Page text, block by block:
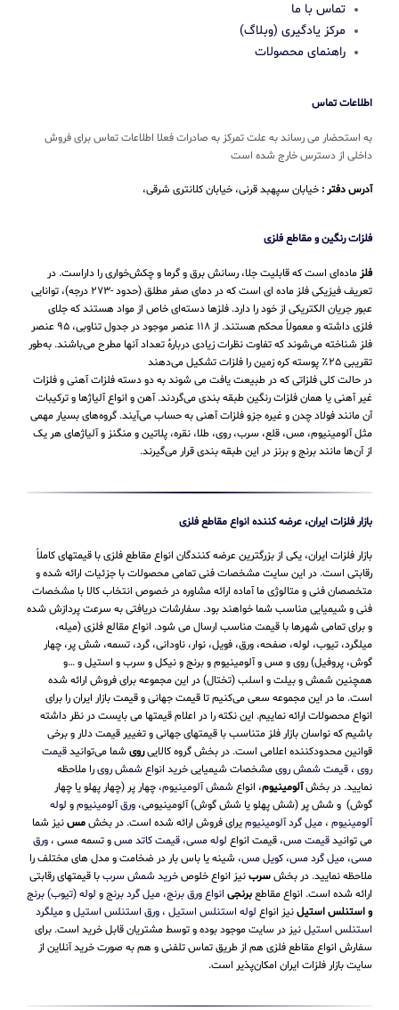
تماس با ما
مرکز یادگیری (وبلاگ)
راهنمای محصولات
اطلاعات تماس
به استحضار می رساند به علت تمرکز به صادرات فعلا اطلاعات تماس برای فروش
داخلی از دسترس خارج شده است
آدرس دفتر : خیابان سپهبد قرنی، خیابان کلانتری شرقی،
فلزات رنگین و مقاطع فلزی
فلز ماده‌ای است که قابلیت جلا، رسانش برق و گرما و چکش‌خواری را داراست. در
تعریف فیزیکی فلز ماده ای است که در دمای صفر مطلق (حدود -۲۷۳ درجه)، توانایی
عبور جریان الکتریکی از خود را دارد. فلزها دسته‌ای خاص از مواد هستند که جلای
فلزی داشته و معمولاً محکم هستند. از ۱۱۸ عنصر موجود در جدول تناوبی، ۹۵ عنصر
فلز شناخته می‌شوند که تفاوت نظرات زیادی دربارهٔ تعداد آنها مطرح می‌باشند. به‌طور
تقریبی ۲۵٪ پوسته کره زمین را فلزات تشکیل می‌دهند
در حالت کلی فلزاتی که در طبیعت یافت می شوند به دو دسته فلزات آهنی و فلزات
غیر آهنی یا همان فلزات رنگین طبقه بندی می‌گردند. آهن و انواع آلیاژها و ترکیبات
آن مانند فولاد چدن و غیره جزو فلزات آهنی به حساب می‌‌آیند. گروه‌های بسیار مهمی
مثل آلومینیوم، مس، قلع، سرب، روی، طلا، نقره، پلاتین و منگنز و آلیاژهای هر یک
از آن‌ها مانند برنج و برنز در این طبقه‌ بندی قرار می‌‌گیرند.
بازار فلزات ایران، عرضه کننده انواع مقاطع فلزی
بازار فلزات ایران، یکی از بزرگترین عرضه کنندگان انواع مقاطع فلزی با قیمتهای کاملاً
رقابتی است. در این سایت مشخصات فنی تمامی محصولات با جزئیات ارائه شده و
متخصصان فنی و متالوژی ما آماده ارائه مشاوره در خصوص انتخاب کالا با مشخصات
فنی و شیمیایی مناسب شما خواهند بود. سفارشات دریافتی به سرعت پردازش شده
و برای تمامی شهرها با قیمت مناسب ارسال می شود. انواع مقالع فلزی (میله،
میلگرد، تیوب، لوله، صفحه، ورق، فویل، نوار، ناودانی، گرد، تسمه، شش پر، چهار
گوش، پروفیل) روی و مس و آلومینیوم و برنج و نیکل و سرب و استیل و …و
همچنین شمش و بیلت و اسلب (تختال) در این مجموعه برای فروش ارائه شده
است. ما در این مجموعه سعی می‌کنیم تا قیمت جهانی و قیمت بازار ایران را برای
انواع محصولات ارائه نماییم. این نکته را در اعلام قیمتها می بایست در نظر داشته
باشیم که نواسان بازار فلز متناسب با قیمتهای جهانی و تغییر قیمت دلار و برخی
قوانین محدودکننده اعلامی است. در بخش گروه کالاییروی شما می‌توانیدقیمت
روی ، قیمت شمش رویمشخصات شیمیاییخرید انواع شمش رویرا ملاحظه
نمایید. در بخشآلومینیوم، انواع شمش آلومینیوم، چهار پر (چهار پهلو یا چهار
گوش) و شش پر (شش پهلو یا شش گوش) آلومینیومی، ورق آلومینیومو لوله
آلومینیوم ، میل گرد آلومینیومیرای فروش ارائه شده است. در بخشمسنیز شما
می توانیدقیمت مس، قیمت انواع لوله مسی، قیمت کاتد مسو تسمه مسی ، ورق
مسی، میل گرد مس، کویل مس، شینه یا باس بار در ضخامت و مدل های مختلف را
ملاحظه نمایید. در بخشسربنیز انواع خلوصخرید شمش سرببا قیمتهای رقابتی
ارائه شده است. انواع مقاطعبرنجی انواع ورق برنج، میل گرد برنجو لوله (تیوب) برنج
و استنلس استیلنیز انواع لوله استنلس استیل ، ورق استنلس استیلومیلگرد
استنلس استیلنیز در سایت موجود بوده و توسط مشتریان قابل خرید است. برای
سفارش انواع مقاطع فلزی هم از طریق تماس تلفنی و هم به صورت خرید آنلاین از
سایت بازار فلزات ایران امکان‌پذیر است.